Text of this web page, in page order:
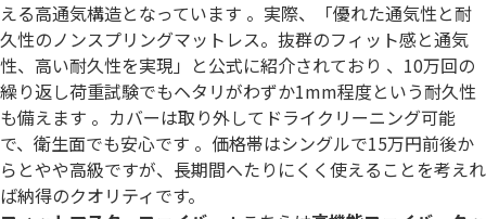
える高通気構造となっています 。実際、「優れた通気性と耐
久性のノンスプリングマットレス。抜群のフィット感と通気
性、高い耐久性を実現」と公式に紹介されており 、10万回の
繰り返し荷重試験でもヘタリがわずか1mm程度という耐久性
も備えます 。カバーは取り外してドライクリーニング可能
で、衛生面でも安心です 。価格帯はシングルで15万円前後か
らとやや高級ですが、長期間へたりにくく使えることを考えれ
ば納得のクオリティです。